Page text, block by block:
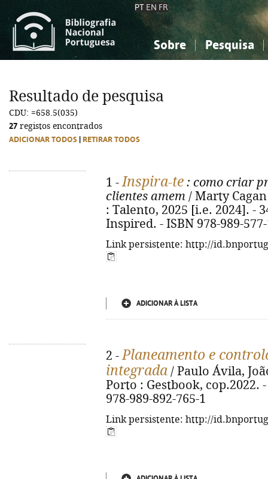
PT EN FR
Sobre Pesquisa
Ciências sociais...
Ciências sociais...
Resultado de pesquisa
CDU: =658.5(035)
27 registos encontrados
ADICIONAR TODOS RETIRAR TODOS
1 -Inspira-te : como criar
clientes amem / Marty
: Talento, 2025 [i.e. 2024]. -
Inspired. - ISBN 978-989-
Link persistente: http://
ADICIONAR À LISTA
2 -Planeamento e
integrada / Paulo Ávila,
Porto : Gestbook, cop.2022.
978-989-892-765-1
Link persistente: http://